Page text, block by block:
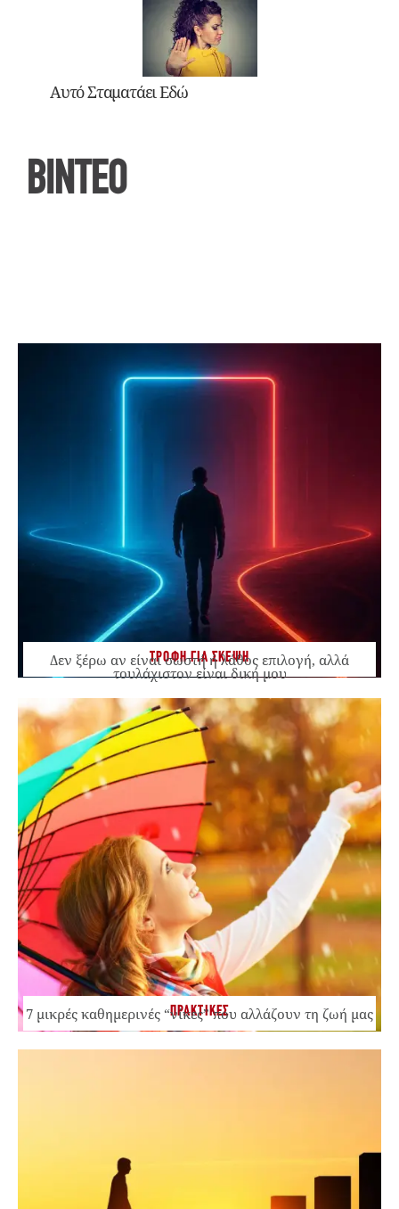
Αυτό Σταματάει Εδώ
ΒΙΝΤΕΟ
ΤΡΟΦΗ ΓΙΑ ΣΚΕΨΗ
Δεν ξέρω αν είναι σωστή ή λάθος επιλογή, αλλά
τουλάχιστον είναι δική μου
ΠΡΑΚΤΙΚΕΣ
7 μικρές καθημερινές “νίκες” που αλλάζουν τη ζωή μας